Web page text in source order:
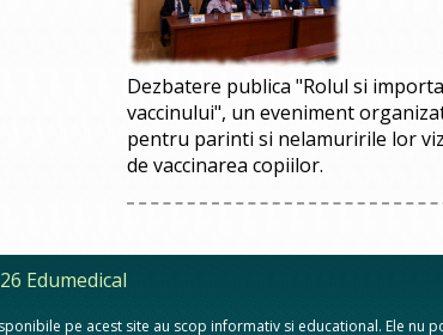
Dezbatere publica "Rolul si
vaccinului", un eveniment
pentru parinti si nelamuririle lor
de vaccinarea copiilor.
Edumedical
pe acest site au scop informativ si educational. Ele nu